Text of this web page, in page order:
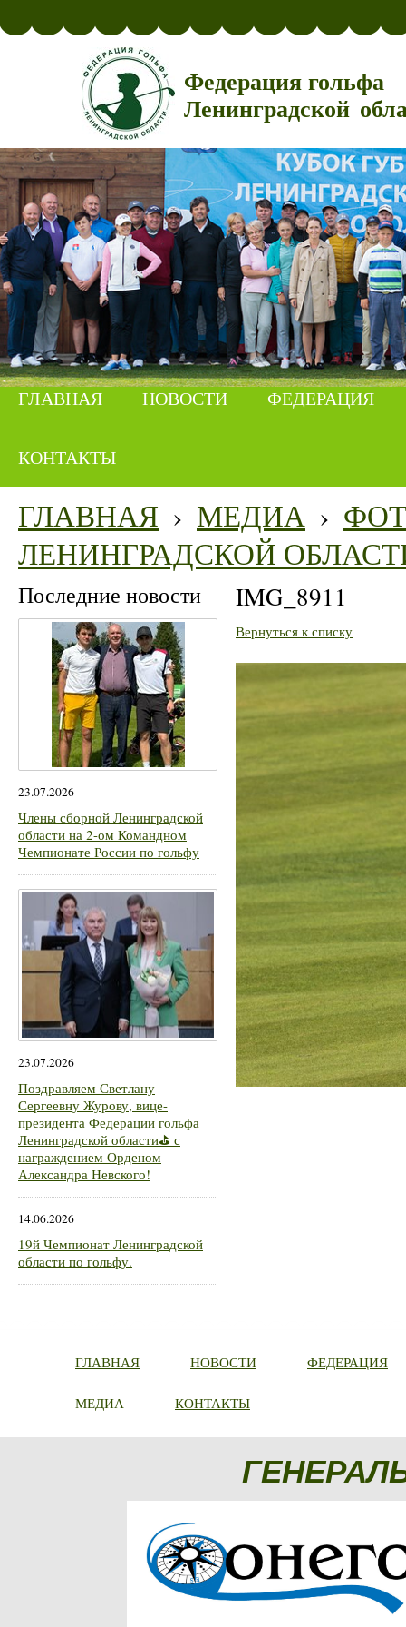
Федерация гольфа
Ленинградской
ГЛАВНАЯ НОВОСТИ ФЕДЕРАЦИЯ
КОНТАКТЫ
ГЛАВНАЯ › МЕДИА ›
ЛЕНИНГРАДСКОЙ
Последние новости
23.07.2026
Члены сборной Ленинградской
области на 2-ом Командном
Чемпионате России по гольфу
23.07.2026
Поздравляем Светлану
Сергеевну Журову, вице-
президента Федерации гольфа
Ленинградской области⛳ с
награждением Орденом
Александра Невского!
14.06.2026
19й Чемпионат Ленинградской
области по гольфу.
IMG_8911
Вернуться к списку
ГЛАВНАЯ НОВОСТИ ФЕДЕРАЦИЯ
МЕДИА КОНТАКТЫ